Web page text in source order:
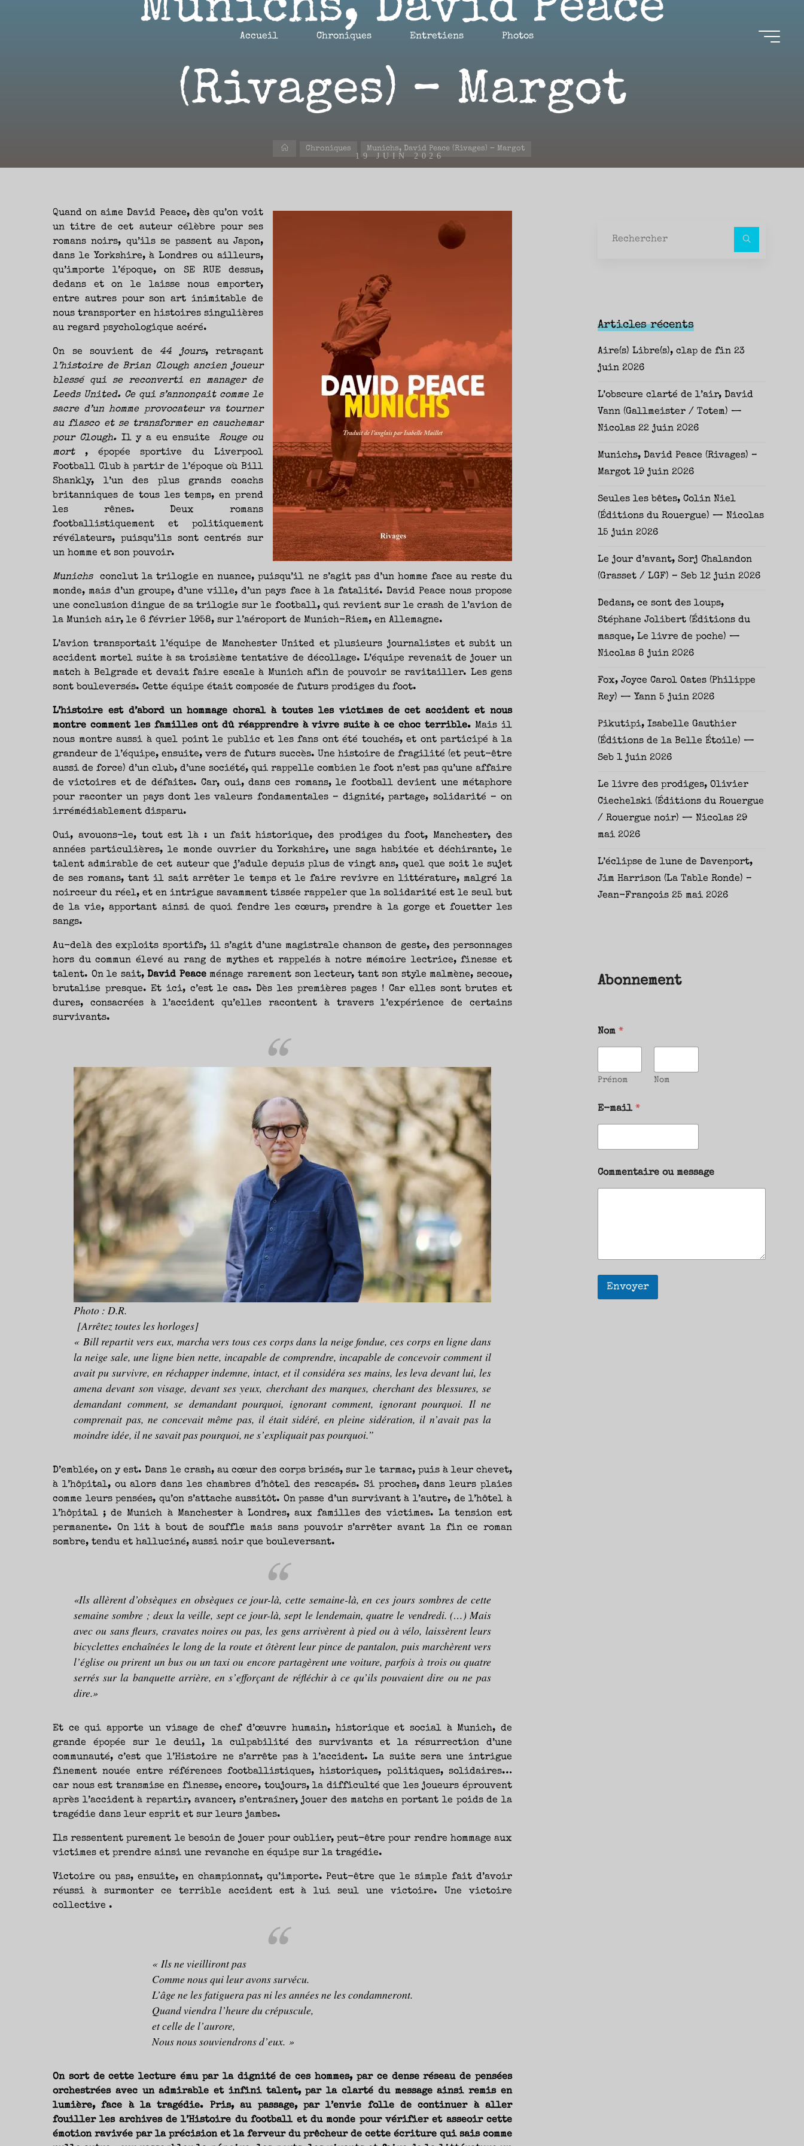
OUVERTS
L’ACTUALITÉ
LITTÉRAIRE
COURIR
PERMANENCE
NOUVEAUTÉS.
TRAVERSE
LIVRES,
D’AUTRES
HORIZONS.
AIRE(S)
LIBRE(S),
COMMENCE
Accueil Chroniques Entretiens Photos
Munichs, David Peace
(Rivages) – Margot
19 JUIN 2026
AccueilChroniques Munichs, David Peace (Rivages) – Margot
Quand on aime David Peace, dès qu’on voit
un titre de cet auteur célèbre pour ses
romans noirs, qu’ils se passent au Japon,
dans le Yorkshire, à Londres ou ailleurs,
qu’importe l’époque, on SE RUE dessus,
dedans et on le laisse nous emporter,
entre autres pour son art inimitable de
nous transporter en histoires singulières
au regard psychologique acéré.
On se souvient de 44 jours, retraçant
l’histoire de Brian Clough ancien joueur
blessé qui se reconverti en manager de
Leeds United. Ce qui s’annonçait comme le
sacre d’un homme provocateur va tourner
au fiasco et se transformer en cauchemar
pour Clough. Il y a eu ensuite
Rouge ou
mort , épopée sportive du Liverpool
Football Club à partir de l’époque où Bill
Shankly, l’un des plus grands coachs
britanniques de tous les temps, en prend
les rênes. Deux romans
footballistiquement et politiquement
révélateurs, puisqu’ils sont centrés sur
un homme et son pouvoir.
Munichsconclut la trilogie en nuance, puisqu’il ne s’agit pas d’un homme face au reste du
monde, mais d’un groupe, d’une ville, d’un pays face à la fatalité. David Peace nous propose
une conclusion dingue de sa trilogie sur le football, qui revient sur le crash de l’avion de
la Munich air, le 6 février 1958, sur l’aéroport de Munich-Riem, en Allemagne.
L’avion transportait l’équipe de Manchester United et plusieurs journalistes et subit un
accident mortel suite à sa troisième tentative de décollage. L’équipe revenait de jouer un
match à Belgrade et devait faire escale à Munich afin de pouvoir se ravitailler. Les gens
sont bouleversés. Cette équipe était composée de futurs prodiges du foot.
L’histoire est d’abord un hommage choral à toutes les victimes de cet accident et nous
montre comment les familles ont dû réapprendre à vivre suite à ce choc terrible.Mais il
nous montre aussi à quel point le public et les fans ont été touchés, et ont participé à la
grandeur de l’équipe, ensuite, vers de futurs succès. Une histoire de fragilité (et peut-être
aussi de force) d’un club, d’une société, qui rappelle combien le foot n’est pas qu’une affaire
de victoires et de défaites. Car, oui, dans ces romans, le football devient une métaphore
pour raconter un pays dont les valeurs fondamentales – dignité, partage, solidarité – on
irrémédiablement disparu.
Oui, avouons-le, tout est là : un fait historique, des prodiges du foot, Manchester, des
années particulières, le monde ouvrier du Yorkshire, une saga habitée et déchirante, le
talent admirable de cet auteur que j’adule depuis plus de vingt ans, quel que soit le sujet
de ses romans, tant il sait arrêter le temps et le faire revivre en littérature, malgré la
noirceur du réel, et en intrigue savamment tissée rappeler que la solidarité est le seul but
de la vie, apportant ainsi de quoi fendre les cœurs, prendre à la gorge et fouetter les
sangs.
Au-delà des exploits sportifs, il s’agit d’une magistrale chanson de geste, des personnages
hors du commun élevé au rang de mythes et rappelés à notre mémoire lectrice, finesse et
talent. On le sait, David Peaceménage rarement son lecteur, tant son style malmène, secoue,
brutalise presque. Et ici, c’est le cas. Dès les premières pages ! Car elles sont brutes et
dures, consacrées à l’accident qu’elles racontent à travers l’expérience de certains
survivants.
Photo : D.R.
[Arrêtez toutes les horloges]
« Bill repartit vers eux, marcha vers tous ces corps dans la neige fondue, ces corps en ligne dans
la neige sale, une ligne bien nette, incapable de comprendre, incapable de concevoir comment il
avait pu survivre, en réchapper indemne, intact, et il considéra ses mains, les leva devant lui, les
amena devant son visage, devant ses yeux, cherchant des marques, cherchant des blessures, se
demandant comment, se demandant pourquoi, ignorant comment, ignorant pourquoi. Il ne
comprenait pas, ne concevait même pas, il était sidéré, en pleine sidération, il n’avait pas la
moindre idée, il ne savait pas pourquoi, ne s’expliquait pas pourquoi.”
D’emblée, on y est. Dans le crash, au cœur des corps brisés, sur le tarmac, puis à leur chevet,
à l’hôpital, ou alors dans les chambres d’hôtel des rescapés. Si proches, dans leurs plaies
comme leurs pensées, qu’on s’attache aussitôt. On passe d’un survivant à l’autre, de l’hôtel à
l’hôpital ; de Munich à Manchester à Londres, aux familles des victimes. La tension est
permanente. On lit à bout de souffle mais sans pouvoir s’arrêter avant la fin ce roman
sombre, tendu et halluciné, aussi noir que bouleversant.
«Ils allèrent d’obsèques en obsèques ce jour-là, cette semaine-là, en ces jours sombres de cette
semaine sombre ; deux la veille, sept ce jour-là, sept le lendemain, quatre le vendredi. (…) Mais
avec ou sans fleurs, cravates noires ou pas, les gens arrivèrent à pied ou à vélo, laissèrent leurs
bicyclettes enchaînées le long de la route et ôtèrent leur pince de pantalon, puis marchèrent vers
l’église ou prirent un bus ou un taxi ou encore partagèrent une voiture, parfois à trois ou quatre
serrés sur la banquette arrière, en s’efforçant de réfléchir à ce qu’ils pouvaient dire ou ne pas
dire.»
Et ce qui apporte un visage de chef d’œuvre humain, historique et social à Munich, de
grande épopée sur le deuil, la culpabilité des survivants et la résurrection d’une
communauté, c’est que l’Histoire ne s’arrête pas à l’accident. La suite sera une intrigue
finement nouée entre références footballistiques, historiques, politiques, solidaires…
car nous est transmise en finesse, encore, toujours, la difficulté que les joueurs éprouvent
après l’accident à repartir, avancer, s’entraîner, jouer des matchs en portant le poids de la
tragédie dans leur esprit et sur leurs jambes.
Ils ressentent purement le besoin de jouer pour oublier, peut-être pour rendre hommage aux
victimes et prendre ainsi une revanche en équipe sur la tragédie.
Victoire ou pas, ensuite, en championnat, qu’importe. Peut-être que le simple fait d’avoir
réussi à surmonter ce terrible accident est à lui seul une victoire. Une victoire
collective .
« Ils ne vieilliront pas
Comme nous qui leur avons survécu.
L’âge ne les fatiguera pas ni les années ne les condamneront.
Quand viendra l’heure du crépuscule,
et celle de l’aurore,
Nous nous souviendrons d’eux. »
On sort de cette lecture ému par la dignité de ces hommes, par ce dense réseau de pensées
orchestrées avec un admirable et infini talent, par la clarté du message ainsi remis en
lumière, face à la tragédie. Pris, au passage, par l’envie folle de continuer à aller
fouiller les archives de l’Histoire du football et du monde pour vérifier et asseoir cette
émotion ravivée par la précision et la ferveur du prêcheur de cette écriture qui sais comme
Articles récents
Aire(s) Libre(s), clap de fin 23
juin 2026
L’obscure clarté de l’air, David
Vann (Gallmeister / Totem) —
Nicolas 22 juin 2026
Munichs, David Peace (Rivages) –
Margot 19 juin 2026
Seules les bêtes, Colin Niel
(Éditions du Rouergue) — Nicolas
15 juin 2026
Le jour d’avant, Sorj Chalandon
(Grasset / LGF) – Seb 12 juin 2026
Dedans, ce sont des loups,
Stéphane Jolibert (Éditions du
masque, Le livre de poche) —
Nicolas 8 juin 2026
Fox, Joyce Carol Oates (Philippe
Rey) — Yann 5 juin 2026
Pikutipi, Isabelle Gauthier
(Éditions de la Belle Étoile) —
Seb 1 juin 2026
Le livre des prodiges, Olivier
Ciechelski (Éditions du Rouergue
/ Rouergue noir) — Nicolas 29
mai 2026
L’éclipse de lune de Davenport,
Jim Harrison (La Table Ronde) –
Jean-François 25 mai 2026
Abonnement
Nom *
Prénom Nom
E-mail *
Commentaire ou message
Envoyer